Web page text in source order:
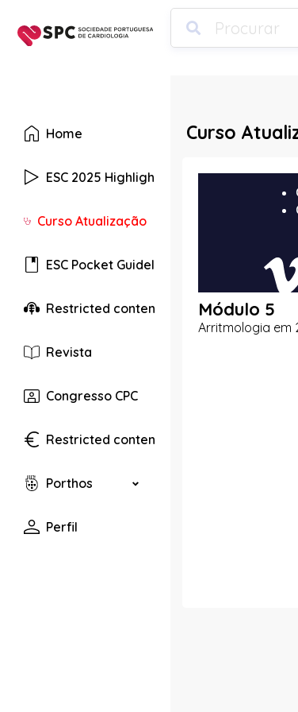
Home
ESC 2025 Highlights
Curso Atualização
ESC Pocket Guidelines
Restricted content
Revista
Congresso CPC
Restricted content
Porthos
Perfil
Curso
Módulo 5
Arritmologia em